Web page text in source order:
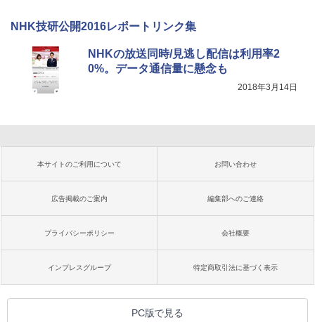
NHK技研公開2016レポートリンク集
NHKの放送同時/見逃し配信は利用率2
0%。データ通信量に懸念も
2018年3月14日
本サイトのご利用について お問い合わせ
広告掲載のご案内 編集部へのご連絡
プライバシーポリシー 会社概要
インプレスグループ 特定商取引法に基づく表示
PC版で見る